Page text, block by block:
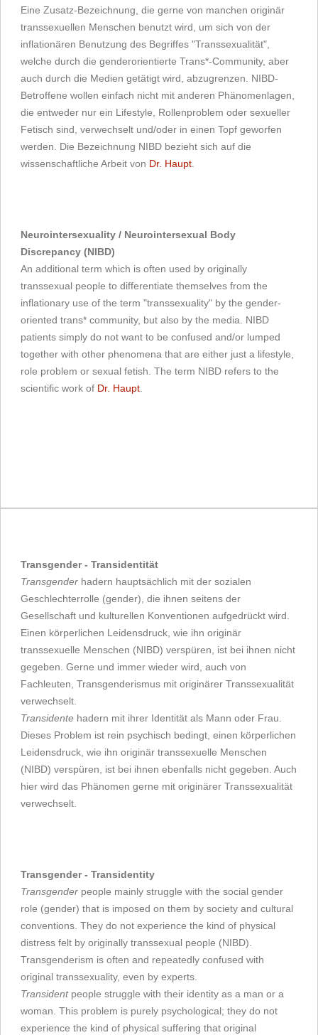
Eine Zusatz-Bezeichnung, die gerne von manchen originär
transsexuellen Menschen benutzt wird, um sich von der
inflationären Benutzung des Begriffes "Transsexualität",
welche durch die genderorientierte Trans*-Community, aber
auch durch die Medien getätigt wird, abzugrenzen. NIBD-
Betroffene wollen einfach nicht mit anderen Phänomenlagen,
die entweder nur ein Lifestyle, Rollenproblem oder sexueller
Fetisch sind, verwechselt und/oder in einen Topf geworfen
werden. Die Bezeichnung NIBD bezieht sich auf die
wissenschaftliche Arbeit von Dr. Haupt
Neurointersexuality / Neurointersexual Body
Discrepancy (NIBD)
An additional term which is often used by originally
transsexual people to differentiate themselves from the
inflationary use of the term "transsexuality" by the gender-
oriented trans* community, but also by the media. NIBD
patients simply do not want to be confused and/or lumped
together with other phenomena that are either just a lifestyle,
role problem or sexual fetish. The term NIBD refers to the
scientific work of Dr. Haupt
Transgender - Transidentität
Transgender hadern hauptsächlich mit der sozialen
Geschlechterrolle (gender), die ihnen seitens der
Gesellschaft und kulturellen Konventionen aufgedrückt wird.
Einen körperlichen Leidensdruck, wie ihn originär
transsexuelle Menschen (NIBD) verspüren, ist bei ihnen nicht
gegeben. Gerne und immer wieder wird, auch von
Fachleuten, Transgenderismus mit originärer Transsexualität
verwechselt.
Transidente hadern mit ihrer Identität als Mann oder Frau.
Dieses Problem ist rein psychisch bedingt, einen körperlichen
Leidensdruck, wie ihn originär transsexuelle Menschen
(NIBD) verspüren, ist bei ihnen ebenfalls nicht gegeben. Auch
hier wird das Phänomen gerne mit originärer Transsexualität
verwechselt.
Transgender - Transidentity
Transgender people mainly struggle with the social gender
role (gender) that is imposed on them by society and cultural
conventions. They do not experience the kind of physical
distress felt by originally transsexual people (NIBD).
Transgenderism is often and repeatedly confused with
original transsexuality, even by experts.
Transidentpeople struggle with their identity as a man or a
woman. This problem is purely psychological; they do not
experience the kind of physical suffering that original